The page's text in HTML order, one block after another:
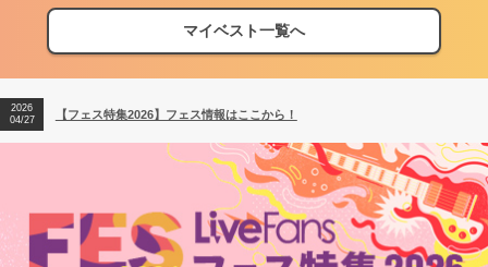
マイベスト一覧へ
【フェス特集2026】フェス情報はここから！
【ライブ動員ランキング】2026年上半期編発表！
2026
04/27
【フェス特集2026】フェス情報はここから！
2026
【ライブ動員ランキング】2026年上半期編発表！